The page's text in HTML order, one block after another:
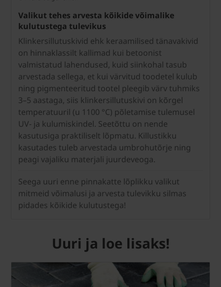
Valikut tehes arvesta kõikide võimalike
kulutustega tulevikus
Klinkersillutuskivid ehk keraamilised tänavakivid
on hinnaklassilt kallimad kui betoonist
valmistatud lahendused, kuid siinkohal tasub
arvestada sellega, et kui värvitud toodetel kulub
ning pigmenteeritud tootel pleegib värv tuhmiks
3–5 aastaga, siis klinkersillutuskivi on kõrgel
temperatuuril (u 1100 °C) põletamise tulemusel
UV- ja kulumiskindel. Seetõttu on nende
kasutusiga praktiliselt lõpmatu. Killustikku
kasutades tuleb arvestada umbrohutõrje ning
peagi vajaliku materjali juurdeveoga.
Seega uuri enne pinnakatte lõplikku valikut
mitmeid võimalusi ja arvesta tulevikku silmas
pidades kõikide kulutustega!
Uuri ja loe lisaks!